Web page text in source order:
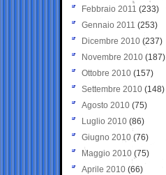
Febbraio 2011 (233)
Gennaio 2011 (253)
Dicembre 2010 (237)
Novembre 2010 (187)
Ottobre 2010 (157)
Settembre 2010 (148)
Agosto 2010 (75)
Luglio 2010 (86)
Giugno 2010 (76)
Maggio 2010 (75)
Aprile 2010 (66)